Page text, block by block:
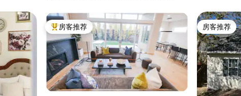
热门「房客推荐」
房客推荐 房客推荐
房客推荐